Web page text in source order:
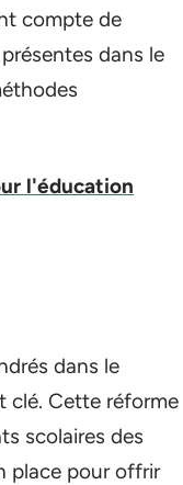
compte de
dans le
l'éducation
dans le
clé. Cette réforme
scolaires des
place pour offrir